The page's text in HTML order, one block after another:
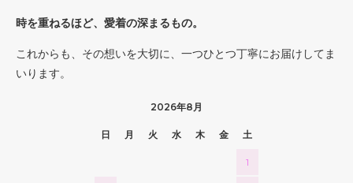
時を重ねるほど、愛着の深まるもの。
これからも、その想いを大切に、一つひとつ丁寧にお届けしてま
いります。
2026年8月
日 月 火 水 木 金 土
1